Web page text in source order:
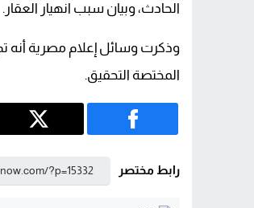
الحادث، وبيان سبب انهيار العقار.
وذكرت وسائل إعلام مصرية أنه تم
المختصة التحقيق.
رابط مختصر